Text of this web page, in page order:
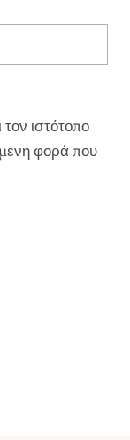
ιστότοπο
φορά που